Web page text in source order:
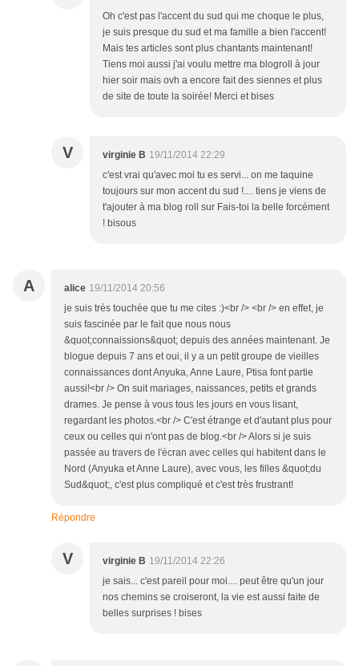
Oh c'est pas l'accent du sud qui me choque le plus,
je suis presque du sud et ma famille a bien l'accent!
Mais tes articles sont plus chantants maintenant!
Tiens moi aussi j'ai voulu mettre ma blogroll à jour
hier soir mais ovh a encore fait des siennes et plus
de site de toute la soirée! Merci et bises
V virginie B 19/11/2014 22:29
c'est vrai qu'avec moi tu es servi... on me taquine
toujours sur mon accent du sud !.... tiens je viens de
t'ajouter à ma blog roll sur Fais-toi la belle forcément
! bisous
A alice 19/11/2014 20:56
je suis très touchée que tu me cites :)<br /> <br /> en effet, je
suis fascinée par le fait que nous nous
&quot;connaissions&quot; depuis des années maintenant. Je
blogue depuis 7 ans et oui, il y a un petit groupe de vieilles
connaissances dont Anyuka, Anne Laure, Ptisa font partie
aussi!<br /> On suit mariages, naissances, petits et grands
drames. Je pense à vous tous les jours en vous lisant,
regardant les photos.<br /> C'est étrange et d'autant plus pour
ceux ou celles qui n'ont pas de blog.<br /> Alors si je suis
passée au travers de l'écran avec celles qui habitent dans le
Nord (Anyuka et Anne Laure), avec vous, les filles &quot;du
Sud&quot;, c'est plus compliqué et c'est très frustrant!
Répondre
V virginie B 19/11/2014 22:26
je sais... c'est pareil pour moi.... peut être qu'un jour
nos chemins se croiseront, la vie est aussi faite de
belles surprises ! bises